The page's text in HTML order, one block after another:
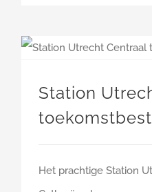
Station
Het prachtige Station